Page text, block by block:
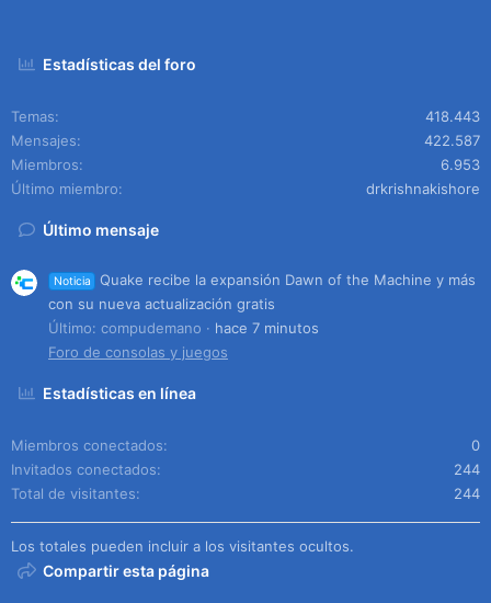
Estadísticas del foro
Temas
418.443
Mensajes
422.587
Miembros
6.953
Último miembro
drkrishnakishore
Último mensaje
Noticia
Quake recibe la expansión Dawn of the Machine y más
con su nueva actualización gratis
Último: compudemano
hace 7 minutos
Foro de consolas y juegos
Estadísticas en línea
Miembros conectados
0
Invitados conectados
244
Total de visitantes
244
Los totales pueden incluir a los visitantes ocultos.
Compartir esta página